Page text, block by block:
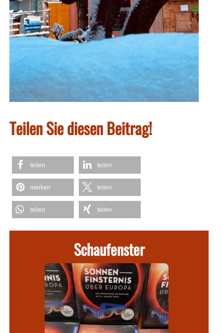
Teilen Sie diesen Beitrag!
teilen teilen
merken teilen
teilen teilen
Schaufenster